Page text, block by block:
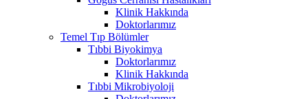
Klinik Hakkında
Doktorlarımız
Temel Tıp Bölümler
Tıbbi Biyokimya
Doktorlarımız
Klinik Hakkında
Tıbbi Mikrobiyoloji